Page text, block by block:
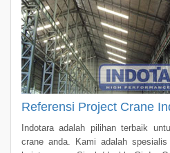
Referensi Project Crane
Indotara adalah pilihan terbaik
crane anda. Kami adalah